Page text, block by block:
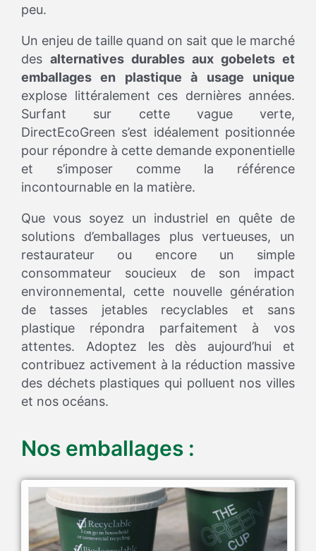
peu.
Un enjeu de taille quand on sait que le marché
des alternatives durables aux gobelets et
emballages en plastique à usage unique
explose littéralement ces dernières années.
Surfant sur cette vague verte,
DirectEcoGreen s’est idéalement positionnée
pour répondre à cette demande exponentielle
et s’imposer comme la référence
incontournable en la matière.
Que vous soyez un industriel en quête de
solutions d’emballages plus vertueuses, un
restaurateur ou encore un simple
consommateur soucieux de son impact
environnemental, cette nouvelle génération
de tasses jetables recyclables et sans
plastique répondra parfaitement à vos
attentes. Adoptez les dès aujourd’hui et
contribuez activement à la réduction massive
des déchets plastiques qui polluent nos villes
et nos océans.
Nos emballages :